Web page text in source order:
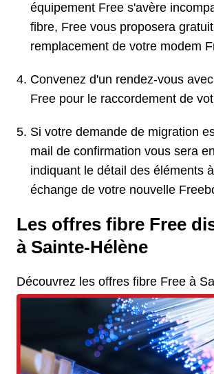
équipement Free s'avère
fibre, Free vous proposera
remplacement de votre modem
Convenez d'un rendez-vous
Free pour le raccordement de
Si votre demande de migration
mail de confirmation vous sera
indiquant le détail des éléments
échange de votre nouvelle
Les offres fibre Free
à Sainte-Hélène
Découvrez les offres fibre Free à